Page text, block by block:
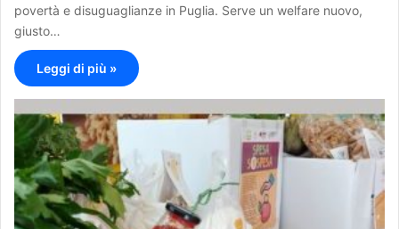
povertà e disuguaglianze in Puglia. Serve un welfare nuovo,
giusto…
Leggi di più »